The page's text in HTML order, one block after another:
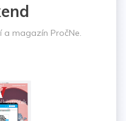
a magazín PročNe.